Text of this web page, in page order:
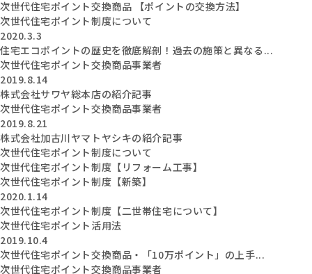
次世代住宅ポイント交換商品 【ポイントの交換方法】
次世代住宅ポイント制度について
2020.3.3
住宅エコポイントの歴史を徹底解剖！過去の施策と異なる...
次世代住宅ポイント交換商品事業者
2019.8.14
株式会社サワヤ総本店の紹介記事
次世代住宅ポイント交換商品事業者
2019.8.21
株式会社加古川ヤマトヤシキの紹介記事
次世代住宅ポイント制度について
次世代住宅ポイント制度【リフォーム工事】
次世代住宅ポイント制度【新築】
2020.1.14
次世代住宅ポイント制度【二世帯住宅について】
次世代住宅ポイント活用法
2019.10.4
次世代住宅ポイント交換商品・「10万ポイント」の上手...
次世代住宅ポイント交換商品事業者